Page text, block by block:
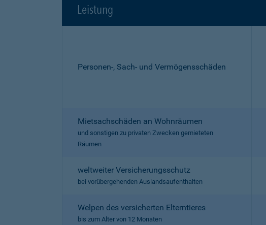
Leistung
Personen-, Sach- und Vermögensschäden
Mietsachschäden an Wohnräumen
und sonstigen zu privaten Zwecken gemieteten
Räumen
weltweiter Versicherungsschutz
bei vorübergehenden Auslandsaufenthalten
Welpen des versicherten Elterntieres
bis zum Alter von 12 Monaten